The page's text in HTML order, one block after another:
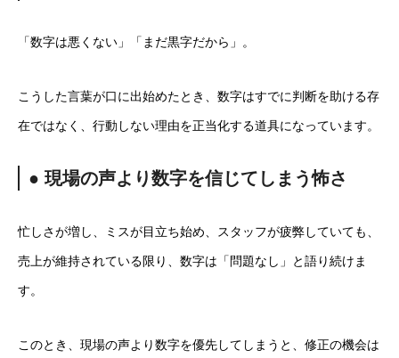
「数字は悪くない」「まだ黒字だから」。
こうした言葉が口に出始めたとき、数字はすでに判断を助ける存
在ではなく、行動しない理由を正当化する道具になっています。
● 現場の声より数字を信じてしまう怖さ
忙しさが増し、ミスが目立ち始め、スタッフが疲弊していても、
売上が維持されている限り、数字は「問題なし」と語り続けま
す。
このとき、現場の声より数字を優先してしまうと、修正の機会は